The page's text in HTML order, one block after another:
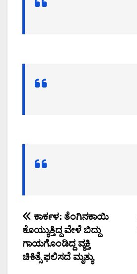
Post
navigation
ಕಾರ್ಕಳ: ತೆಂಗಿನಕಾಯಿ
ಕೊಯ್ಯುತ್ತಿದ್ದ ವೇಳೆ ಬಿದ್ದು
ಗಾಯಗೊಂಡಿದ್ದ ವ್ಯಕ್ತಿ
ಚಿಕಿತ್ಸೆ ಫಲಿಸದೆ ಮೃತ್ಯು